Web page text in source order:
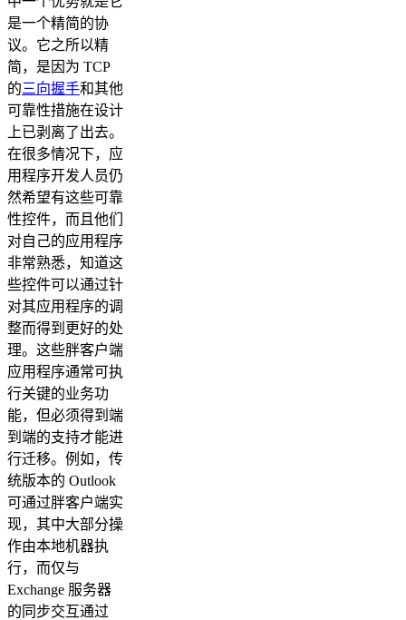
是一个精简的协
议。它之所以精
简，是因为 TCP
的三向握手和其他
可靠性措施在设计
上已剥离了出去。
在很多情况下，应
用程序开发人员仍
然希望有这些可靠
性控件，而且他们
对自己的应用程序
非常熟悉，知道这
些控件可以通过针
对其应用程序的调
整而得到更好的处
理。这些胖客户端
应用程序通常可执
行关键的业务功
能，但必须得到端
到端的支持才能进
行迁移。例如，传
统版本的 Outlook
可通过胖客户端实
现，其中大部分操
作由本地机器执
行，而仅与
Exchange 服务器
的同步交互通过